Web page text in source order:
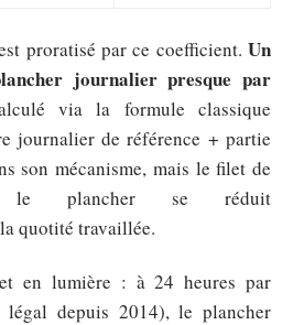
proratisé par ce coefficient. Un
journalier presque par
via la formule classique
journalier de référence + partie
son mécanisme, mais le filet de
le plancher se réduit
quotité travaillée.
en lumière : à 24 heures par
légal depuis 2014), le plancher